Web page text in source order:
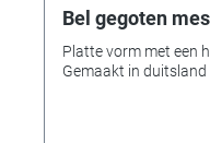
Bel gegoten
Platte vorm met een
Gemaakt in duitsland